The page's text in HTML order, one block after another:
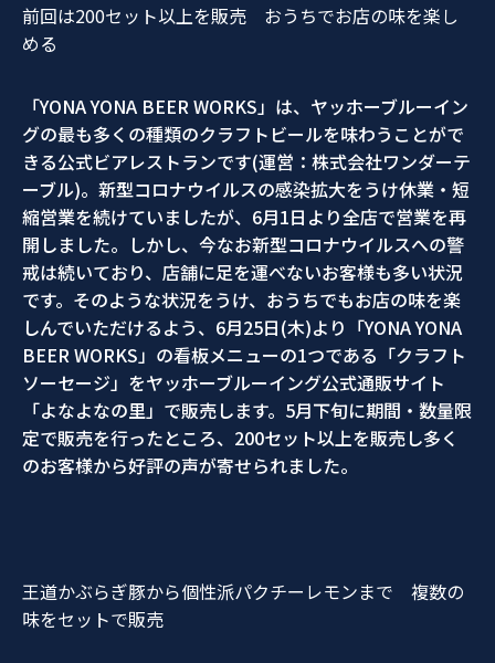
前回は200セット以上を販売 おうちでお店の味を楽し
める
「YONA YONA BEER WORKS」は、ヤッホーブルーイン
グの最も多くの種類のクラフトビールを味わうことがで
きる公式ビアレストランです(運営：株式会社ワンダーテ
ーブル)。新型コロナウイルスの感染拡大をうけ休業・短
縮営業を続けていましたが、6月1日より全店で営業を再
開しました。しかし、今なお新型コロナウイルスへの警
戒は続いており、店舗に足を運べないお客様も多い状況
です。そのような状況をうけ、おうちでもお店の味を楽
しんでいただけるよう、6月25日(木)より「YONA YONA
BEER WORKS」の看板メニューの1つである「クラフト
ソーセージ」をヤッホーブルーイング公式通販サイト
「よなよなの里」で販売します。5月下旬に期間・数量限
定で販売を行ったところ、200セット以上を販売し多く
のお客様から好評の声が寄せられました。
王道かぶらぎ豚から個性派パクチーレモンまで 複数の
味をセットで販売